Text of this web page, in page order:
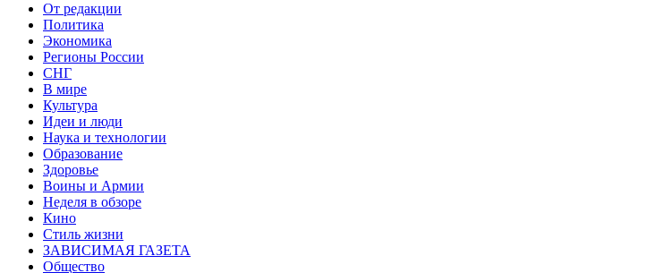
От редакции
Политика
Экономика
Регионы России
СНГ
В мире
Культура
Идеи и люди
Наука и технологии
Образование
Здоровье
Воины и Армии
Неделя в обзоре
Кино
Стиль жизни
ЗАВИСИМАЯ ГАЗЕТА
Общество